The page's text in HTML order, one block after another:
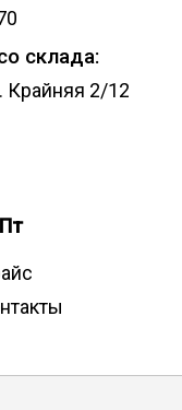
склада:
Крайняя 2/12